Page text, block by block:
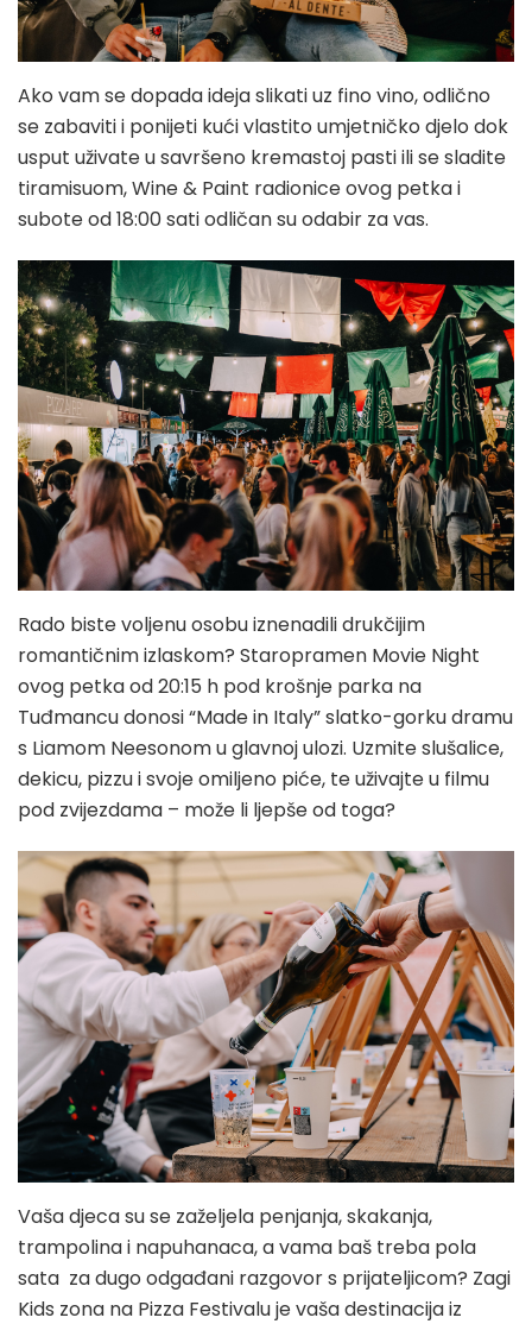
Ako vam se dopada ideja slikati uz fino vino, odlično
se zabaviti i ponijeti kući vlastito umjetničko djelo dok
usput uživate u savršeno kremastoj pasti ili se sladite
tiramisuom, Wine & Paint radionice ovog petka i
subote od 18:00 sati odličan su odabir za vas.
Rado biste voljenu osobu iznenadili drukčijim
romantičnim izlaskom? Staropramen Movie Night
ovog petka od 20:15 h pod krošnje parka na
Tuđmancu donosi “Made in Italy” slatko-gorku dramu
s Liamom Neesonom u glavnoj ulozi. Uzmite slušalice,
dekicu, pizzu i svoje omiljeno piće, te uživajte u filmu
pod zvijezdama – može li ljepše od toga?
Vaša djeca su se zaželjela penjanja, skakanja,
trampolina i napuhanaca, a vama baš treba pola
sata za dugo odgađani razgovor s prijateljicom? Zagi
Kids zona na Pizza Festivalu je vaša destinacija iz